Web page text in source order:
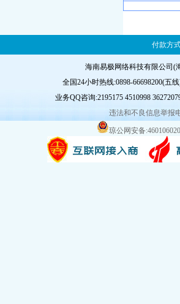
付款方
海南易极网络科技有限公司(
全国24小时热线:0898-66698200(五
业务QQ咨询:2195175 4510998
违法和不良信息举报
琼公网安备